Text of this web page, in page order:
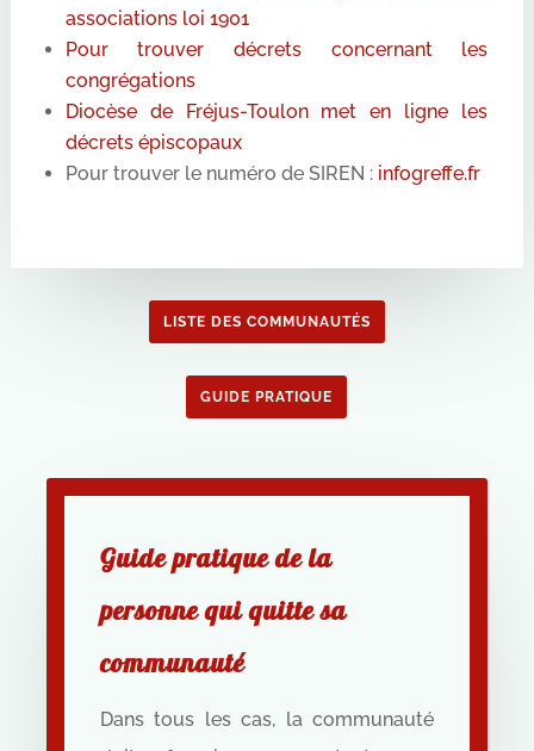
associations loi 1901
Pour trouver décrets concernant les
congrégations
Diocèse de Fréjus-Toulon met en ligne les
décrets épiscopaux
Pour trouver le numéro de SIREN : infogreffe.fr
LISTE DES COMMUNAUTÉS
GUIDE PRATIQUE
Guide pratique de la
personne qui quitte sa
communauté
Dans tous les cas, la communauté